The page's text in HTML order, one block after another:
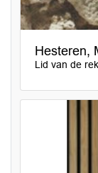
Hesteren,
Lid van de